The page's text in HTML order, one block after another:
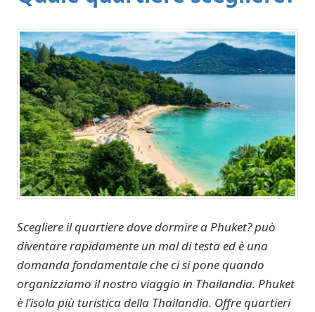
Scegliere il quartiere dove dormire a Phuket? può
diventare rapidamente un mal di testa ed è una
domanda fondamentale che ci si pone quando
organizziamo il nostro viaggio in Thailandia. Phuket
è l’isola più turistica della Thailandia. Offre quartieri